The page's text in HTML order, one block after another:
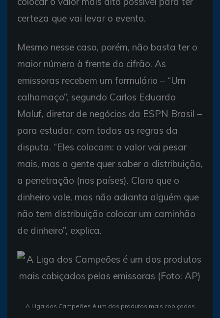
certeza que vai levar o evento.
Mesmo nesse caso, porém, não basta ter o
maior número à frente do cifrão. As
emissoras recebem um formulário – “Um
calhamaço”, segundo Carlos Eduardo
Maluf, diretor de negócios da ESPN Brasil –
para estudar, com todas as regras da
disputa. “Eles colocam: o valor vai pesar
mais, mas a gente quer saber a distribuição,
a penetração (nos países). Claro que o
dinheiro vale, mas não adianta alguém que
não tem distribuição colocar um caminhão
de dinheiro”, explica.
A Liga dos Campeões é um dos produtos mais cobiçados